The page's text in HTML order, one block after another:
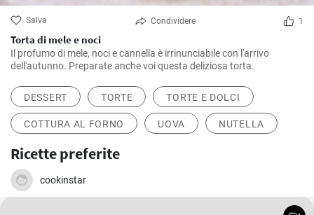
Salva Condividere 1
Torta di mele e noci
Il profumo di mele, noci e cannella è irrinunciabile con l'arrivo
dell'autunno. Preparate anche voi questa deliziosa torta.
DESSERT TORTE TORTE E DOLCI
COTTURA AL FORNO UOVA NUTELLA
Ricette preferite
cookinstar